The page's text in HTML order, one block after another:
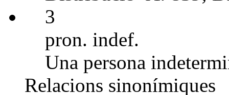
3
pron. indef.
Una persona
Relacions sinonímiques